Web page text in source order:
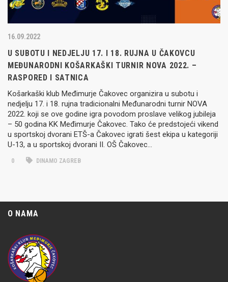
16.09.2022
U SUBOTU I NEDJELJU 17. I 18. RUJNA U ČAKOVCU
MEĐUNARODNI KOŠARKAŠKI TURNIR NOVA 2022. –
RASPORED I SATNICA
Košarkaški klub Međimurje Čakovec organizira u subotu i
nedjelju 17. i 18. rujna tradicionalni Međunarodni turnir NOVA
2022. koji se ove godine igra povodom proslave velikog jubileja
– 50 godina KK Međimurje Čakovec. Tako će predstojeći vikend
u sportskoj dvorani ETŠ-a Čakovec igrati šest ekipa u kategoriji
U-13, a u sportskoj dvorani II. OŠ Čakovec…
0 DINAMO ZAGREB
O NAMA